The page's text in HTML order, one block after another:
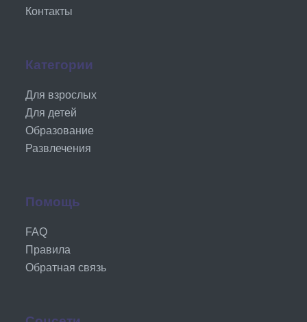
Контакты
Категории
Для взрослых
Для детей
Образование
Развлечения
Помощь
FAQ
Правила
Обратная связь